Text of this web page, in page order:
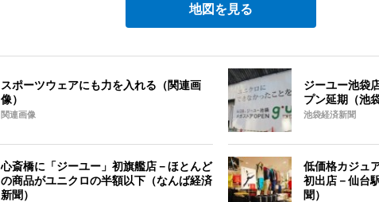
地図を見る
スポーツウェアにも力を入れる（関連画
像）
関連画像
ジーユー池袋
プン延期（池
池袋経済新聞
心斎橋に「ジーユー」初旗艦店－ほとんど
の商品がユニクロの半額以下（なんば経済
新聞）
低価格カジュ
初出店－仙台
聞）